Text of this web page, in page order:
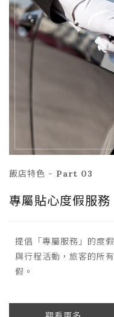
飯店特色 - Part 03
專屬貼心度假服務
提倡「專屬服務」的度
與行程活動，旅客的所
假。